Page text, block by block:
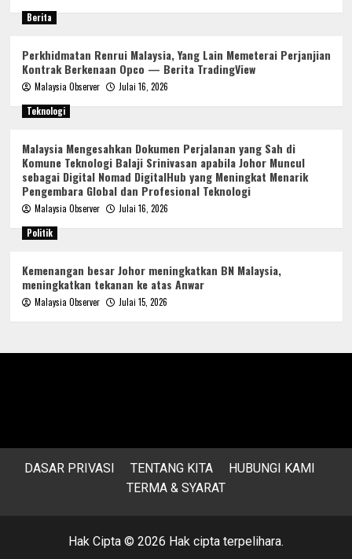
Berita
Perkhidmatan Renrui Malaysia, Yang Lain Memeterai Perjanjian
Kontrak Berkenaan Opco — Berita TradingView
Malaysia Observer
Julai 16, 2026
Teknologi
Malaysia Mengesahkan Dokumen Perjalanan yang Sah di
Komune Teknologi Balaji Srinivasan apabila Johor Muncul
sebagai Digital Nomad DigitalHub yang Meningkat Menarik
Pengembara Global dan Profesional Teknologi
Malaysia Observer
Julai 16, 2026
Politik
Kemenangan besar Johor meningkatkan BN Malaysia,
meningkatkan tekanan ke atas Anwar
Malaysia Observer Julai 15, 2026
DASAR PRIVASI TENTANG KITA
HUBUNGI KAMI
TERMA & SYARAT
Hak Cipta © 2026 Hak cipta terpelihara.